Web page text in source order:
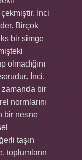
çekmiştir. İnci
Birçok
bir simge
İnci,
zamanda bir
normlarını
bir nesne
taşın
toplumların